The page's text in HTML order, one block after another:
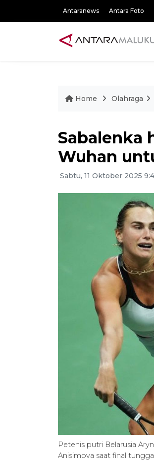
Antaranews Antara Foto
Home Olahraga
Sabalenka
Wuhan
Sabtu, 11 Oktober 2025
Petenis putri Belarusia
Anisimova saat final